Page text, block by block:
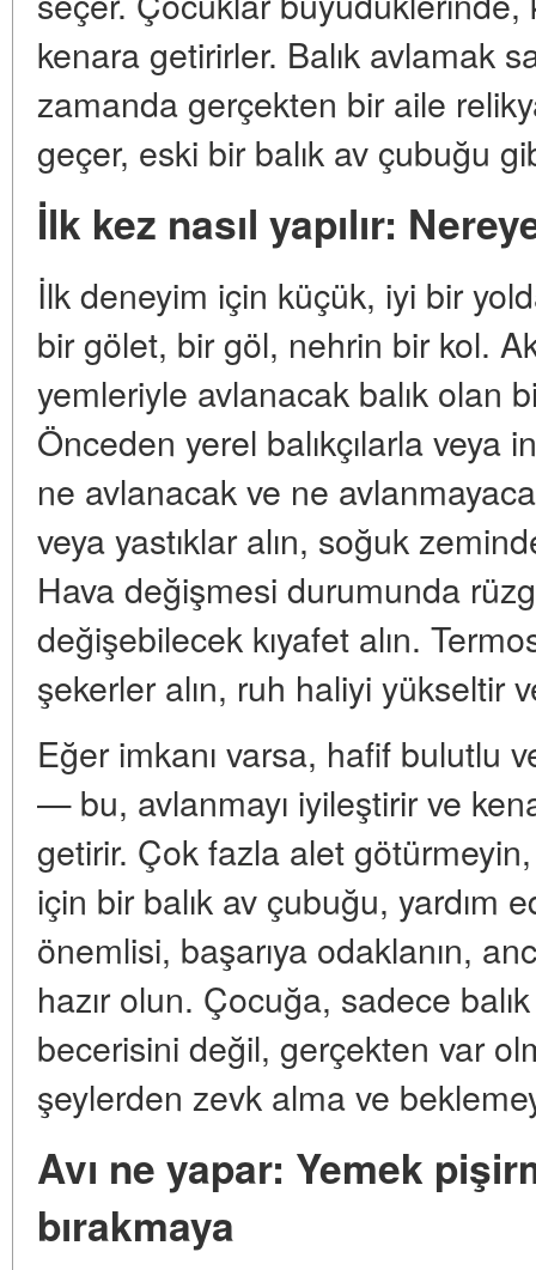
kenara getirirler. Balık avlamak
zamanda gerçekten bir aile
geçer, eski bir balık av çubuğu
İlk kez nasıl yapılır:
İlk deneyim için küçük, iyi bir
bir gölet, bir göl, nehrin bir kol.
yemleriyle avlanacak balık olan
Önceden yerel balıkçılarla veya
ne avlanacak ve ne
veya yastıklar alın, soğuk
Hava değişmesi durumunda
değişebilecek kıyafet alın.
şekerler alın, ruh haliyi yükseltir
Eğer imkanı varsa, hafif bulutlu
— bu, avlanmayı iyileştirir ve
getirir. Çok fazla alet
için bir balık av çubuğu, yardım
önemlisi, başarıya odaklanın,
hazır olun. Çocuğa, sadece
becerisini değil, gerçekten var
şeylerden zevk alma ve
Avı ne yapar: Yemek
bırakmaya